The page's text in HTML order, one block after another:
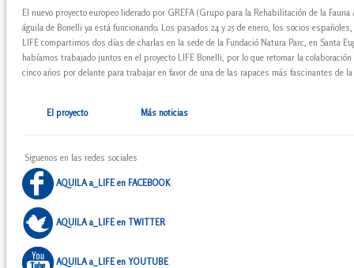
El nuevo proyecto europeo liderado por GREFA (Grupo para la Rehabilitación de la
águila de Bonelli ya está funcionando. Los pasados 24 y 25 de enero, los socios
LIFE compartimos dos días de charlas en la sede de la Fundació Natura Parc, en Santa
habíamos trabajado juntos en el proyecto LIFE Bonelli, por lo que retomar la
cinco años por delante para trabajar en favor de una de las rapaces más fascinantes de la
El proyecto Más noticias
Siguenos en las redes sociales
AQUILA a_LIFE en FACEBOOK
AQUILA a_LIFE en TWITTER
AQUILA a_LIFE en YOUTUBE